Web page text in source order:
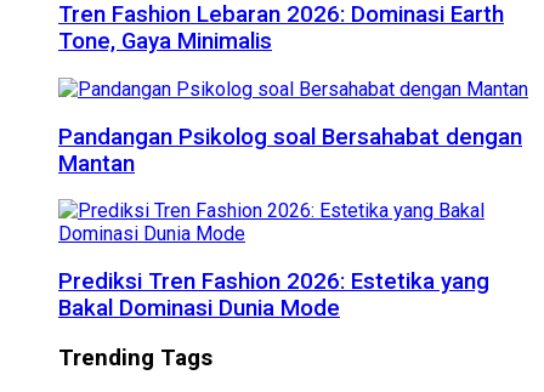
Tren Fashion Lebaran 2026: Dominasi Earth
Tone, Gaya Minimalis
Pandangan Psikolog soal Bersahabat dengan
Mantan
Prediksi Tren Fashion 2026: Estetika yang
Bakal Dominasi Dunia Mode
Trending Tags